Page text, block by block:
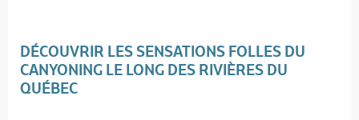
DÉCOUVRIR LES SENSATIONS FOLLES DU
CANYONING LE LONG DES RIVIÈRES DU
QUÉBEC